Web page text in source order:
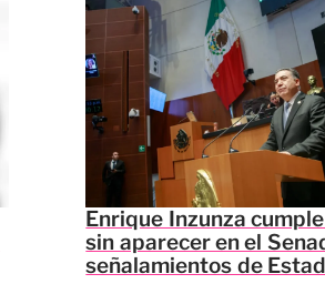
Enrique Inzunza
sin aparecer en el
señalamientos de